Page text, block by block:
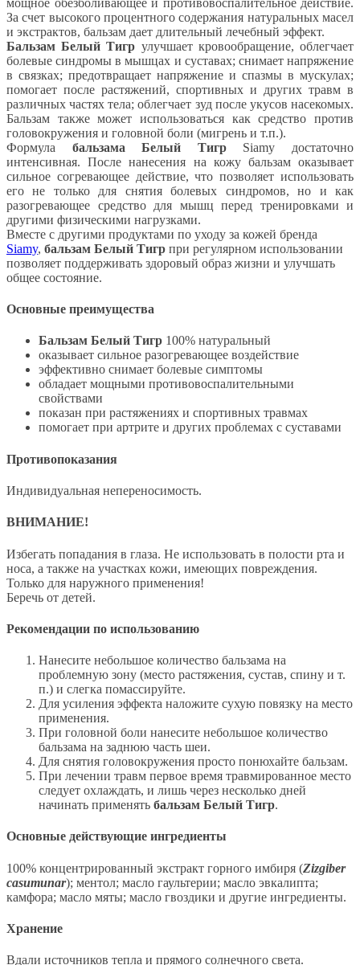
мощное обезболивающее и противовоспалительное действие.
За счет высокого процентного содержания натуральных масел
и экстрактов, бальзам дает длительный лечебный эффект.
Бальзам Белый Тигр улучшает кровообращение, облегчает
болевые синдромы в мышцах и суставах; снимает напряжение
в связках; предотвращает напряжение и спазмы в мускулах;
помогает после растяжений, спортивных и других травм в
различных частях тела; облегчает зуд после укусов насекомых.
Бальзам также может использоваться как средство против
головокружения и головной боли (мигрень и т.п.).
Формула бальзама Белый ТигрSiamy достаточно
интенсивная. После нанесения на кожу бальзам оказывает
сильное согревающее действие, что позволяет использовать
его не только для снятия болевых синдромов, но и как
разогревающее средство для мышц перед тренировками и
другими физическими нагрузками.
Вместе с другими продуктами по уходу за кожей бренда
Siamy, бальзам Белый Тигр при регулярном использовании
позволяет поддерживать здоровый образ жизни и улучшать
общее состояние.
Основные преимущества
Бальзам Белый Тигр 100% натуральный
оказывает сильное разогревающее воздействие
эффективно снимает болевые симптомы
обладает мощными противовоспалительными
свойствами
показан при растяжениях и спортивных травмах
помогает при артрите и других проблемах с суставами
Противопоказания
Индивидуальная непереносимость.
ВНИМАНИЕ!
Избегать попадания в глаза. Не использовать в полости рта и
носа, а также на участках кожи, имеющих повреждения.
Только для наружного применения!
Беречь от детей.
Рекомендации по использованию
Нанесите небольшое количество бальзама на
проблемную зону (место растяжения, сустав, спину и т.
п.) и слегка помассируйте.
Для усиления эффекта наложите сухую повязку на место
применения.
При головной боли нанесите небольшое количество
бальзама на заднюю часть шеи.
Для снятия головокружения просто понюхайте бальзам.
При лечении травм первое время травмированное место
следует охлаждать, и лишь через несколько дней
начинать применять бальзам Белый Тигр.
Основные действующие ингредиенты
100% концентрированный экстракт горного имбиря (Zizgiber
casumunar); ментол; масло гаультерии; масло эвкалипта;
камфора; масло мяты; масло гвоздики и другие ингредиенты.
Хранение
Вдали источников тепла и прямого солнечного света.